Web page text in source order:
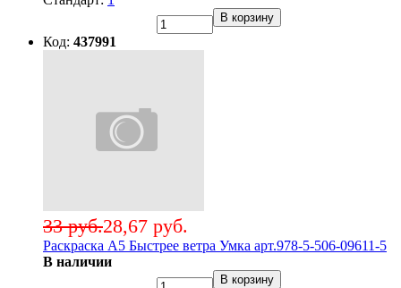
В корзину
Код: 437991
28,67 руб.
33 руб.
Раскраска А5 Быстрее ветра Умка арт.978-5-506-09611-5
В наличии
В корзину